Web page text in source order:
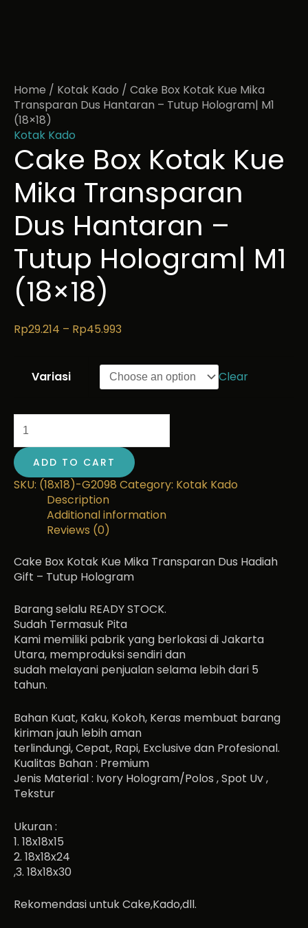
Home / Kotak Kado / Cake Box Kotak Kue Mika
Transparan Dus Hantaran – Tutup Hologram| M1
(18×18)
Kotak Kado
Cake Box Kotak Kue
Mika Transparan
Dus Hantaran –
Tutup Hologram| M1
(18×18)
Rp29.214 – Rp45.993
Variasi Clear
ADD TO CART
SKU: (18x18)-G2098 Category: Kotak Kado
Description
Additional information
Reviews (0)
Cake Box Kotak Kue Mika Transparan Dus Hadiah
Gift – Tutup Hologram
Barang selalu READY STOCK.
Sudah Termasuk Pita
Kami memiliki pabrik yang berlokasi di Jakarta
Utara, memproduksi sendiri dan
sudah melayani penjualan selama lebih dari 5
tahun.
Bahan Kuat, Kaku, Kokoh, Keras membuat barang
kiriman jauh lebih aman
terlindungi, Cepat, Rapi, Exclusive dan Profesional.
Kualitas Bahan : Premium
Jenis Material : Ivory Hologram/Polos , Spot Uv ,
Tekstur
Ukuran :
1. 18x18x15
2. 18x18x24
,3. 18x18x30
Rekomendasi untuk Cake,Kado,dll.